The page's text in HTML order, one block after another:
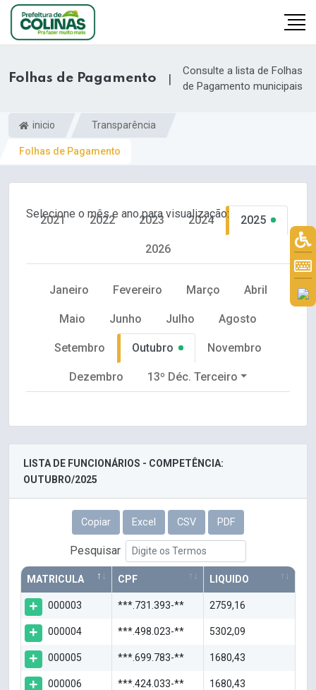
Folhas de Pagamento |
Consulte a lista de Folhas
de Pagamento municipais
inicio Transparência
Folhas de Pagamento
Selecione o mês e ano para visualização:
2021 2022 2023 2024 2025
2026
Janeiro Fevereiro Março Abril
Maio Junho Julho Agosto
Setembro Outubro Novembro
Dezembro 13º Déc. Terceiro
LISTA DE FUNCIONÁRIOS - COMPETÊNCIA:
OUTUBRO/2025
Copiar Excel CSV PDF
Pesquisar
MATRICULA CPF LIQUIDO
000003 ***.731.393-** 2759,16
000004 ***.498.023-** 5302,09
000005 ***.699.783-** 1680,43
000006 ***.424.033-** 1680,43